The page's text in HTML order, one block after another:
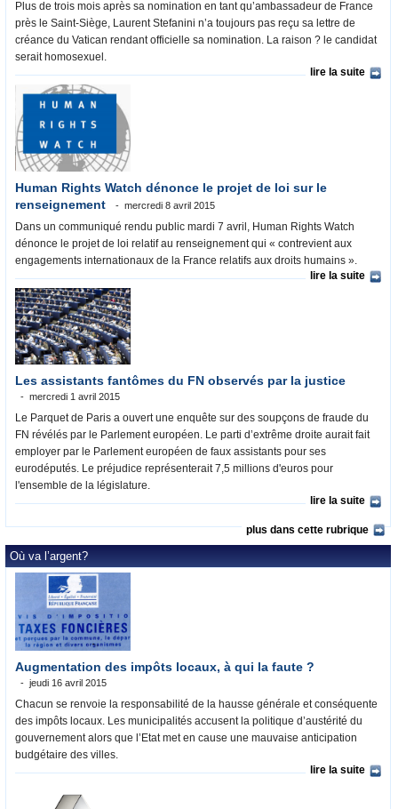
Plus de trois mois après sa nomination en tant qu’ambassadeur de France
près le Saint-Siège, Laurent Stefanini n’a toujours pas reçu sa lettre de
créance du Vatican rendant officielle sa nomination. La raison ? le candidat
serait homosexuel.
lire la suite
Human Rights Watch dénonce le projet de loi sur le
renseignement
mercredi 8 avril 2015
Dans un communiqué rendu public mardi 7 avril, Human Rights Watch
dénonce le projet de loi relatif au renseignement qui « contrevient aux
engagements internationaux de la France relatifs aux droits humains ».
lire la suite
Les assistants fantômes du FN observés par la justice
mercredi 1 avril 2015
Le Parquet de Paris a ouvert une enquête sur des soupçons de fraude du
FN révélés par le Parlement européen. Le parti d’extrême droite aurait fait
employer par le Parlement européen de faux assistants pour ses
eurodéputés. Le préjudice représenterait 7,5 millions d'euros pour
l'ensemble de la législature.
lire la suite
plus dans cette rubrique
Où va l’argent?
Augmentation des impôts locaux, à qui la faute ?
jeudi 16 avril 2015
Chacun se renvoie la responsabilité de la hausse générale et conséquente
des impôts locaux. Les municipalités accusent la politique d’austérité du
gouvernement alors que l’Etat met en cause une mauvaise anticipation
budgétaire des villes.
lire la suite